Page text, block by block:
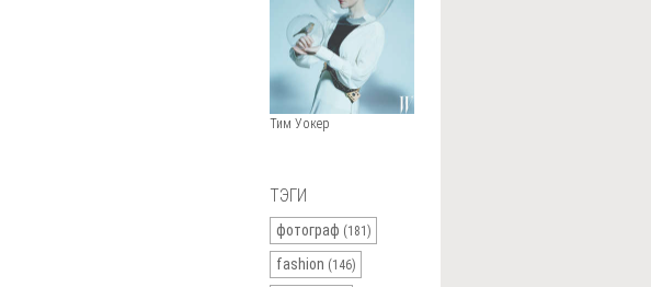
Тим Уокер
ТЭГИ
фотограф (181)
fashion (146)